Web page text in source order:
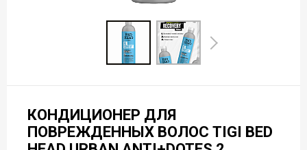
КОНДИЦИОНЕР ДЛЯ
ПОВРЕЖДЕННЫХ ВОЛОС TIGI BED